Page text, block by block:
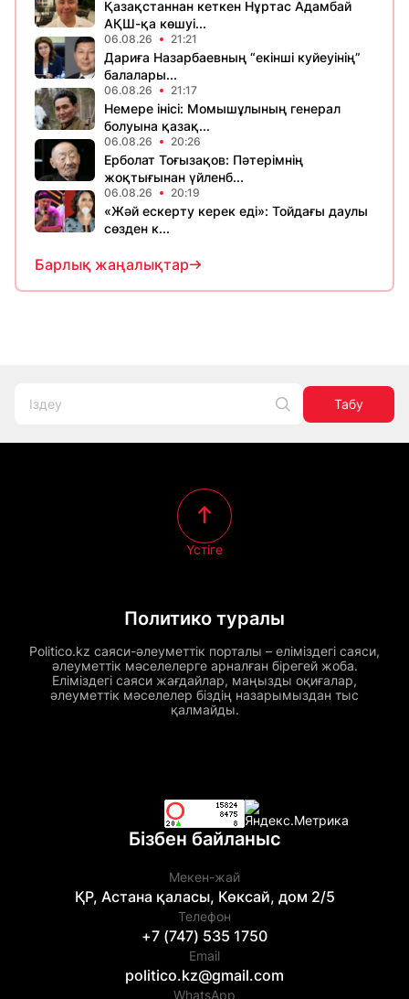
Қазақстаннан кеткен Нұртас Адамбай
АҚШ-қа көшуі...
06.08.26 21:21
Дариға Назарбаевның “екінші куйеуінің”
балалары...
06.08.26 21:17
Немере інісі: Момышұлының генерал
болуына қазақ...
06.08.26 20:26
Ерболат Тоғызақов: Пәтерімнің
жоқтығынан үйленб...
06.08.26 20:19
«Жәй ескерту керек еді»: Тойдағы даулы
сөзден к...
Барлық жаңалықтар
Табу
Политико туралы
Politico.kz саяси-әлеуметтік порталы – еліміздегі саяси,
әлеуметтік мәселелерге арналған бірегей жоба.
Еліміздегі саяси жағдайлар, маңызды оқиғалар,
әлеуметтік мәселелер біздің назарымыздан тыс
қалмайды.
Үстіге
Бізбен байланыс
Мекен-жай
ҚР, Астана қаласы, Көксай, дом 2/5
Телефон
+7 (747) 535 1750
Email
politico.kz@gmail.com
WhatsApp